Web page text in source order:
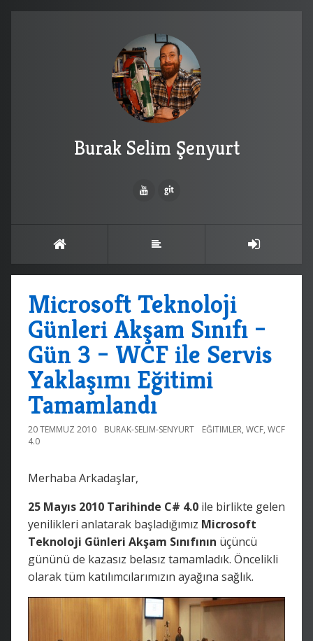
Burak Selim Şenyurt
Microsoft Teknoloji
Günleri Akşam Sınıfı –
Gün 3 – WCF ile Servis
Yaklaşımı Eğitimi
Tamamlandı
20 TEMMUZ 2010 BURAK-SELIM-SENYURT EĞITIMLER, WCF, WCF
4.0
Merhaba Arkadaşlar,
25 Mayıs 2010 Tarihinde C# 4.0 ile birlikte gelen
yenilikleri anlatarak başladığımız Microsoft
Teknoloji Günleri Akşam Sınıfının üçüncü
gününü de kazasız belasız tamamladık. Öncelikli
olarak tüm katılımcılarımızın ayağına sağlık.